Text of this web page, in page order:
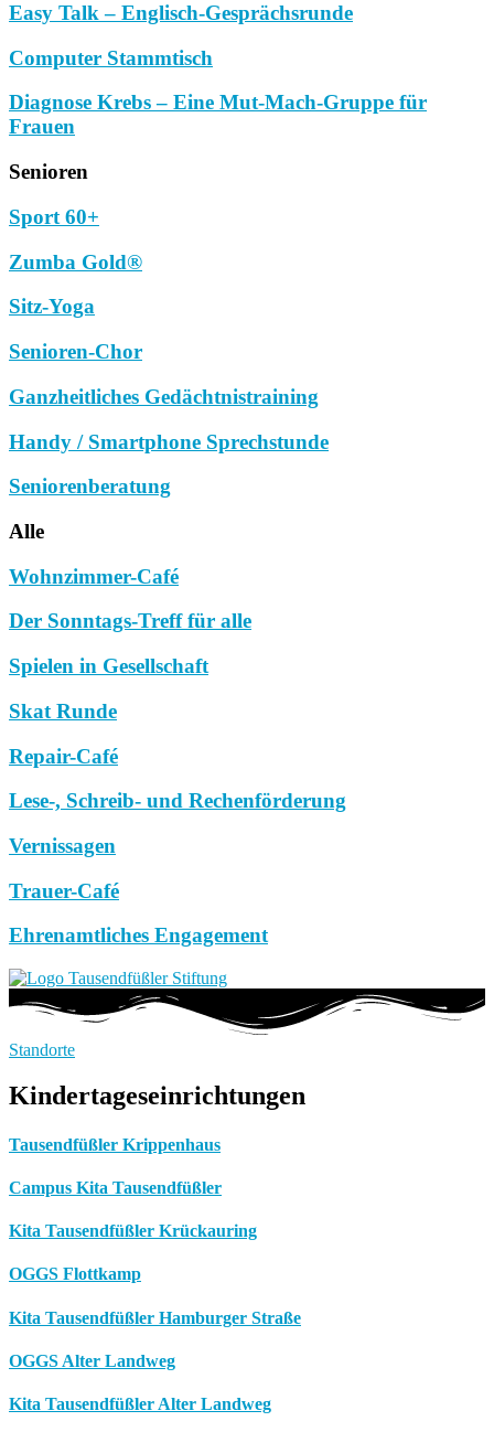
Easy Talk – Englisch-Gesprächsrunde
Computer Stammtisch
Diagnose Krebs – Eine Mut-Mach-Gruppe für
Frauen
Senioren
Sport 60+
Zumba Gold®
Sitz-Yoga
Senioren-Chor
Ganzheitliches Gedächtnistraining
Handy / Smartphone Sprechstunde
Seniorenberatung
Alle
Wohnzimmer-Café
Der Sonntags-Treff für alle
Spielen in Gesellschaft
Skat Runde
Repair-Café
Lese-, Schreib- und Rechenförderung
Vernissagen
Trauer-Café
Ehrenamtliches Engagement
Standorte
Kindertageseinrichtungen
Tausendfüßler Krippenhaus
Campus Kita Tausendfüßler
Kita Tausendfüßler Krückauring
OGGS Flottkamp
Kita Tausendfüßler Hamburger Straße
OGGS Alter Landweg
Kita Tausendfüßler Alter Landweg